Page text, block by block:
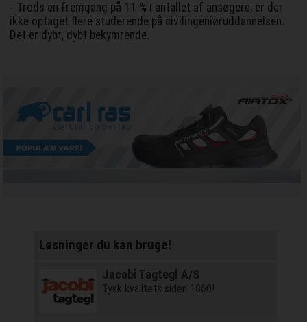
- Trods en fremgang på 11 % i antallet af ansøgere, er der
ikke optaget flere studerende på civilingeniøruddannelsen.
Det er dybt, dybt bekymrende.
Løsninger du kan bruge!
Jacobi Tagtegl A/S
Tysk kvalitets siden 1860!